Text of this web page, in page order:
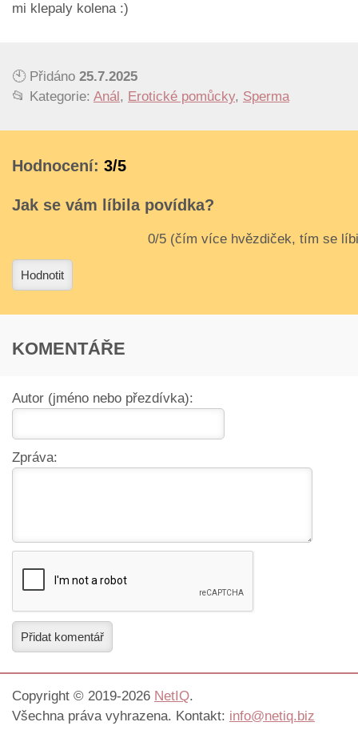
mi klepaly kolena :)
🕙 Přidáno 25.7.2025
📂 Kategorie: Anál , Erotické pomůcky, Sperma
Hodnocení: 3/5
Jak se vám líbila povídka?
Hodnotit
KOMENTÁŘE
Autor (jméno nebo přezdívka):
Zpráva:
Přidat komentář
Copyright © 2019-2026 NetIQ.
Všechna práva vyhrazena. Kontakt: info@netiq.biz